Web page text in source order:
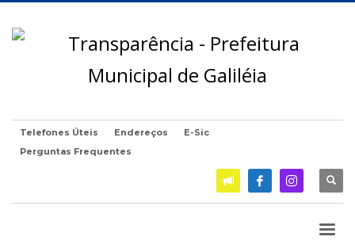
Telefones Úteis Endereços
E-Sic
Perguntas Frequentes